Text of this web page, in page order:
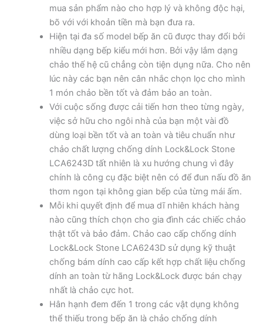
mua sản phẩm nào cho hợp lý và không độc hại,
bõ với với khoản tiền mà bạn đưa ra.
Hiện tại đa số model bếp ăn cũ được thay đổi bởi
nhiều dạng bếp kiểu mới hơn. Bởi vậy lắm dạng
chảo thế hệ cũ chẳng còn tiện dụng nữa. Cho nên
lúc này các bạn nên cân nhắc chọn lọc cho mình
1 món chảo bền tốt và đảm bảo an toàn.
Với cuộc sống được cải tiến hơn theo từng ngày,
việc sở hữu cho ngôi nhà của bạn một vài đồ
dùng loại bền tốt và an toàn và tiêu chuẩn như
chảo chất lượng chống dính Lock&Lock Stone
LCA6243D tất nhiên là xu hướng chung vì đây
chính là công cụ đặc biệt nên có để đun nấu đồ ăn
thơm ngon tại không gian bếp của từng mái ấm.
Mỗi khi quyết định để mua dĩ nhiên khách hàng
nào cũng thích chọn cho gia đình các chiếc chảo
thật tốt và bảo đảm. Chảo cao cấp chống dính
Lock&Lock Stone LCA6243D sử dụng kỹ thuật
chống bám dính cao cấp kết hợp chất liệu chống
dính an toàn từ hãng Lock&Lock được bán chạy
nhất là chảo cực hot.
Hân hạnh đem đến 1 trong các vật dụng không
thể thiếu trong bếp ăn là chảo chống dính